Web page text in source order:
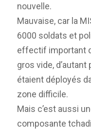
nouvelle.
Mauvaise, car la
6000 soldats et
effectif important
gros vide,
étaient déployés
zone difficile.
Mais c’est aussi
composante